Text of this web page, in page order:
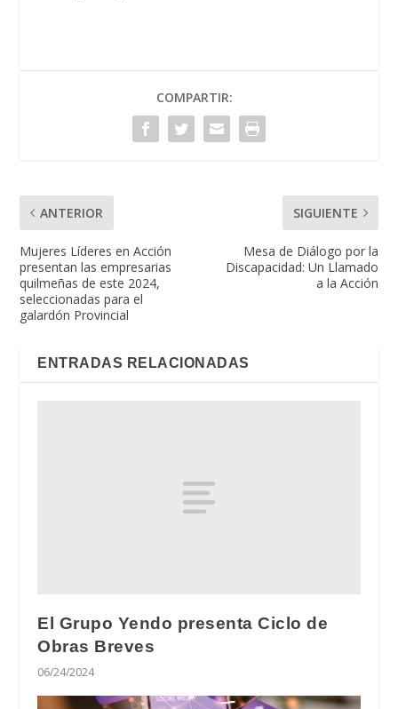
COMPARTIR:
ANTERIOR
Mujeres Líderes en Acción
presentan las empresarias
quilmeñas de este 2024,
seleccionadas para el
galardón Provincial
SIGUIENTE
Mesa de Diálogo por la
Discapacidad: Un Llamado
a la Acción
ENTRADAS RELACIONADAS
El Grupo Yendo presenta Ciclo de
Obras Breves
06/24/2024